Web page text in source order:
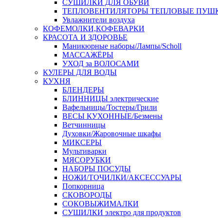
СУШИЛКИ ДЛЯ ОБУВИ
ТЕПЛОВЕНТИЛЯТОРЫ ТЕПЛОВЫЕ
Увлажнители воздуха
КОФЕМОЛКИ,КОФЕВАРКИ
КРАСОТА И ЗДОРОВЬЕ
Маникюрные наборы/Лампы/Scholl
МАССАЖЁРЫ
УХОД за ВОЛОСАМИ
КУЛЕРЫ ДЛЯ ВОДЫ
КУХНЯ
БЛЕНДЕРЫ
БЛИННИЦЫ электрические
Вафельницы/Тостеры/Грили
ВЕСЫ КУХОННЫЕ/Безмены
Ветчинницы
Духовки/Жаровочные шкафы
МИКСЕРЫ
Мультиварки
МЯСОРУБКИ
НАБОРЫ ПОСУДЫ
НОЖИ/ТОЧИЛКИ/АКСЕССУАРЫ
Попкорница
СКОВОРОДЫ
СОКОВЫЖИМАЛКИ
СУШИЛКИ электро для продуктов